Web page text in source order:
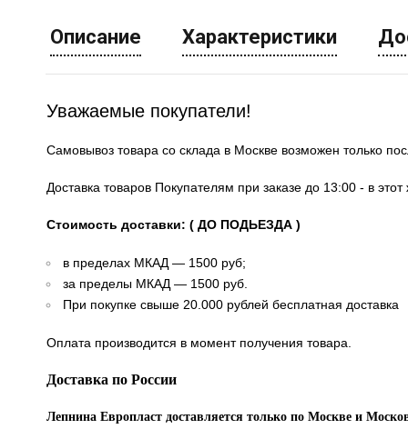
Описание Характеристики
Уважаемые покупатели!
Самовывоз товара со склада в Москве возможен только
Доставка товаров Покупателям при заказе до 13:00 - в
Стоимость доставки: ( ДО ПОДЬЕЗДА )
в пределах МКАД — 1500 руб;
за пределы МКАД — 1500 руб.
При покупке свыше 20.000 рублей бесплатная доставка
Оплата производится в момент получения товара.
Доставка по России
Лепнина Европласт доставляется только по Москве и